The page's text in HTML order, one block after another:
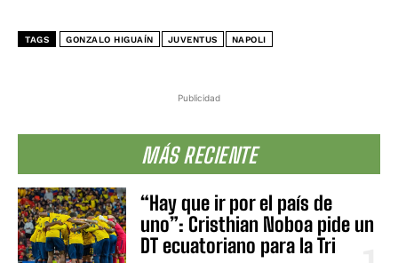
Publicidad
MÁS RECIENTE
“Hay que ir por el país de
uno”: Cristhian Noboa pide un
DT ecuatoriano para la Tri
TAGS GONZALO HIGUAÍN JUVENTUS NAPOLI